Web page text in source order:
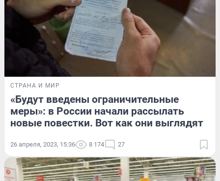
СТРАНА И МИР
«Будут введены ограничительные
меры»: в России начали рассылать
новые повестки. Вот как они выглядят
26 апреля, 2023, 15:36 8 174 27